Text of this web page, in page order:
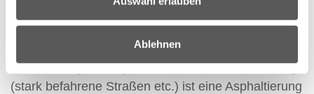
Ablehnen
vermuten (Schotter etc.), durch Asphaltierung
binden oder mit einer Humusschicht überziehen. Vor
allem bei regelmäßiger und starker Beanspruchung
(stark befahrene Straßen etc.) ist eine Asphaltierung